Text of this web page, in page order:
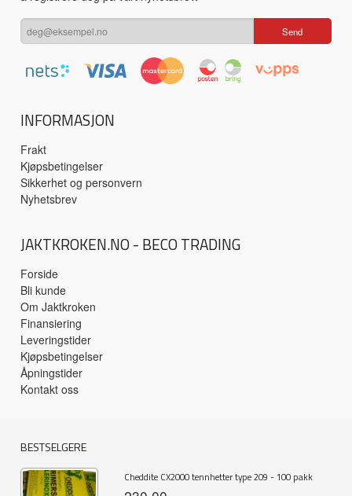
INFORMASJON
Frakt
Kjøpsbetingelser
Sikkerhet og personvern
Nyhetsbrev
JAKTKROKEN.NO - BECO TRADING
Forside
Bli kunde
Om Jaktkroken
Finansiering
Leveringstider
Kjøpsbetingelser
Åpningstider
Kontakt oss
BESTSELGERE
Cheddite CX2000 tennhetter type 209 - 100 pakk